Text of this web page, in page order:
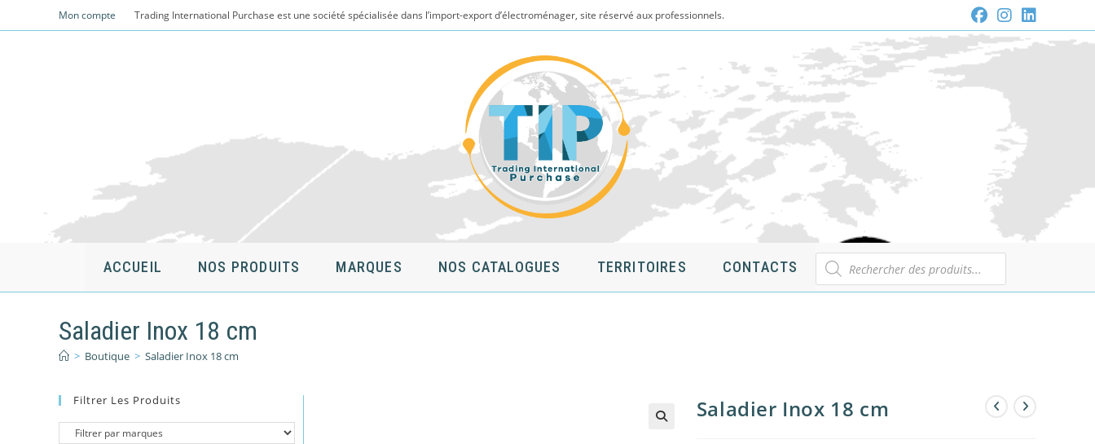
to
Mon compte Trading International Purchase est une société spécialisée dans l’import-export d’électroménager, site réservé aux professionnels.
ACCUEIL NOS PRODUITS MARQUES NOS CATALOGUES TERRITOIRES CONTACTS
Recherche
de
produits
Saladier Inox 18 cm
> Boutique > Saladier Inox 18 cm
Saladier Inox 18 cm
Filtrer Les Produits